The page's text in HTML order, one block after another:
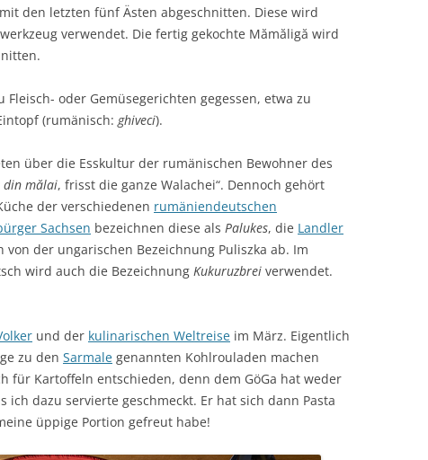
den letzten fünf Ästen abgeschnitten. Diese wird
verwendet. Die fertig gekochte Mămăligă wird
oder Gemüsegerichten gegessen, etwa zu
(rumänisch: ghiveci).
über die Esskultur der rumänischen Bewohner des
din mălai, frisst die ganze Walachei“. Dennoch gehört
der verschiedenen rumäniendeutschen
Sachsen bezeichnen diese als Palukes, die Landler
von der ungarischen Bezeichnung Puliszka ab. Im
wird auch die Bezeichnung Kukuruzbrei verwendet.
und der kulinarischen Weltreise im März. Eigentlich
zu den Sarmale genannten Kohlrouladen machen
für Kartoffeln entschieden, denn dem GöGa hat weder
ich dazu servierte geschmeckt. Er hat sich dann Pasta
üppige Portion gefreut habe!